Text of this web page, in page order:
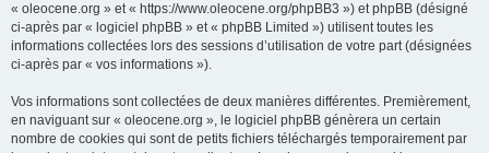
« oleocene.org » et « https://www.oleocene.org/phpBB3 ») et phpBB (désigné
ci-après par « logiciel phpBB » et « phpBB Limited ») utilisent toutes les
informations collectées lors des sessions d’utilisation de votre part (désignées
ci-après par « vos informations »).
Vos informations sont collectées de deux manières différentes. Premièrement,
en naviguant sur « oleocene.org », le logiciel phpBB génèrera un certain
nombre de cookies qui sont de petits fichiers téléchargés temporairement par